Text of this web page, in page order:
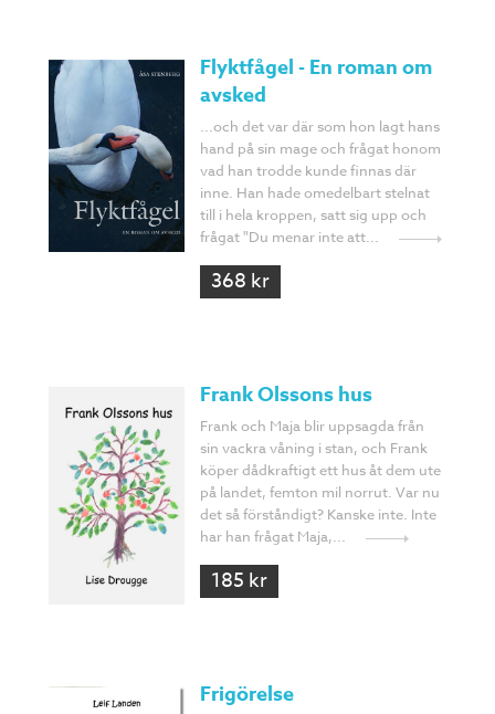
Flyktfågel - En roman om
avsked
...och det var där som hon lagt hans
hand på sin mage och frågat honom
vad han trodde kunde finnas där
inne. Han hade omedelbart stelnat
till i hela kroppen, satt sig upp och
frågat "Du menar inte att...
368 kr
Frank Olssons hus
Frank och Maja blir uppsagda från
sin vackra våning i stan, och Frank
köper dådkraftigt ett hus åt dem ute
på landet, femton mil norrut. Var nu
det så förståndigt? Kanske inte. Inte
har han frågat Maja,...
185 kr
Frigörelse